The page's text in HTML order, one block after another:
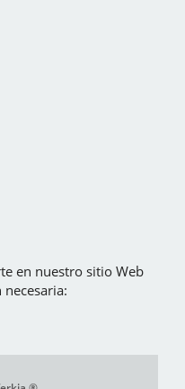
en nuestro sitio Web